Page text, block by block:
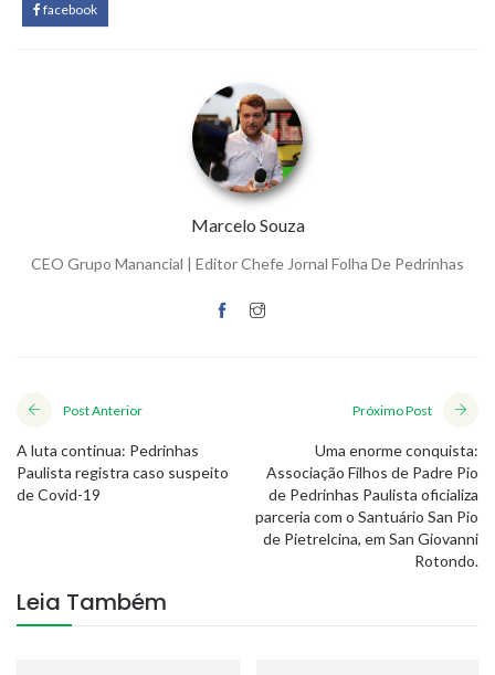
facebook
Marcelo Souza
CEO Grupo Manancial | Editor Chefe Jornal Folha De Pedrinhas
Post Anterior
A luta continua: Pedrinhas
Paulista registra caso suspeito
de Covid-19
Próximo Post
Uma enorme conquista:
Associação Filhos de Padre Pio
de Pedrinhas Paulista oficializa
parceria com o Santuário San Pio
de Pietrelcina, em San Giovanni
Rotondo.
Leia Também